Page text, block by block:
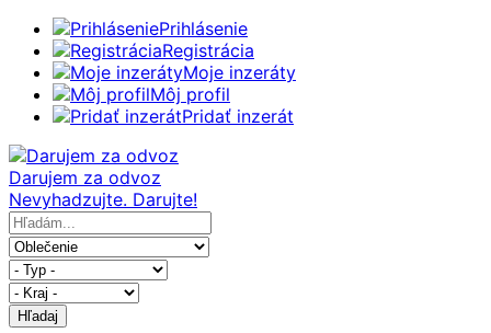
Prihlásenie
Registrácia
Moje inzeráty
Môj profil
Pridať inzerát
Darujem za odvoz
Nevyhadzujte. Darujte!
Hľadaj